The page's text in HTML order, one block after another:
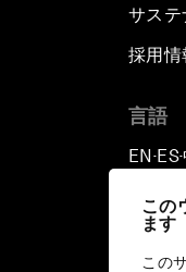
この
ます
この
サステ
採用情
言語
EN ▪ ES▪